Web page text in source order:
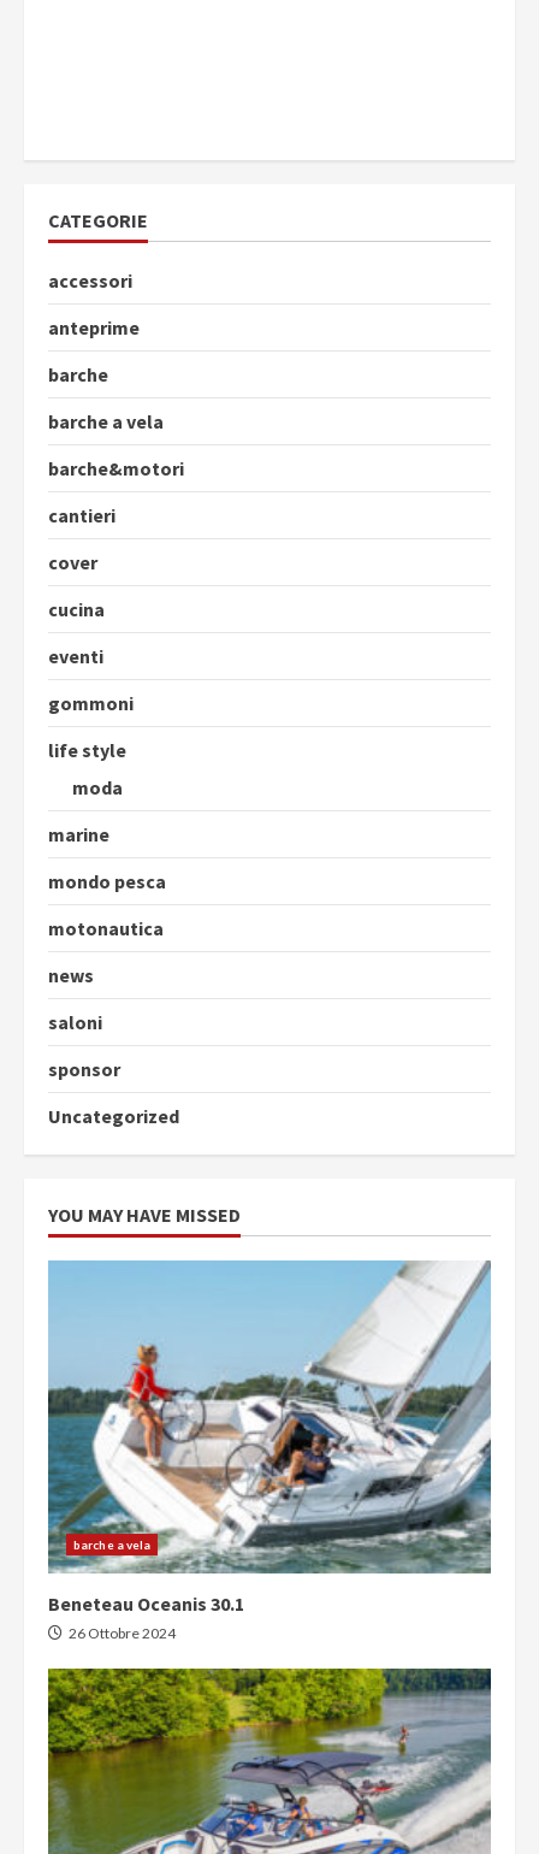
CATEGORIE
accessori
anteprime
barche
barche a vela
barche&motori
cantieri
cover
cucina
eventi
gommoni
life style
moda
marine
mondo pesca
motonautica
news
saloni
sponsor
Uncategorized
YOU MAY HAVE MISSED
barche a vela
Beneteau Oceanis 30.1
26 Ottobre 2024